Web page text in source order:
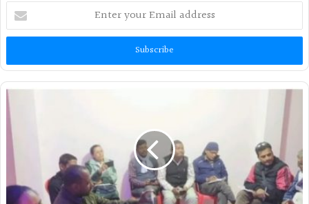
Enter
your
Email